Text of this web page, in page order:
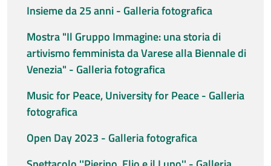
Insieme da 25 anni - Galleria fotografica
Mostra "Il Gruppo Immagine: una storia di
artivismo femminista da Varese alla Biennale di
Venezia" - Galleria fotografica
Music for Peace, University for Peace - Galleria
fotografica
Open Day 2023 - Galleria fotografica